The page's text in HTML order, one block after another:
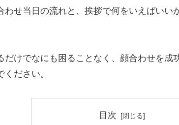
わせ当日の流れと、挨拶で何をいえばいい
だけでなにも困ることなく、顔合わせを成
ださい。
目次